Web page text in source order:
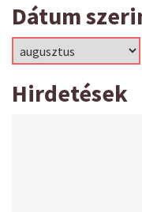
Dátum
Hirdetések